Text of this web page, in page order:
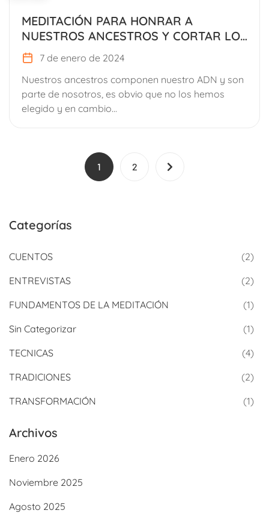
MEDITACIÓN PARA HONRAR A
NUESTROS ANCESTROS Y CORTAR LOS
LAZOS QUE NOS LIMITAN
7 de enero de 2024
Nuestros ancestros componen nuestro ADN y son
parte de nosotros, es obvio que no los hemos
elegido y en cambio...
1 2
Categorías
CUENTOS
(2)
ENTREVISTAS
(2)
FUNDAMENTOS DE LA MEDITACIÓN
(1)
Sin Categorizar
(1)
TECNICAS
(4)
TRADICIONES
(2)
TRANSFORMACIÓN
(1)
Archivos
Enero 2026
Noviembre 2025
Agosto 2025